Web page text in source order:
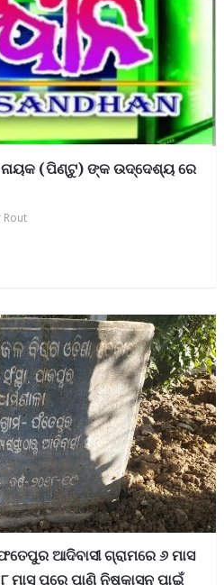
ନାୟକ (ପିଣ୍ଟୁ) ଙ୍କ ଉଦ୍ଦେଶ୍ୟ ରେ
Rout
ଆଦିବାସୀ ଗ୍ରାମରେ ୬ ମାସ
ମାସ ପରେ ପାଣି ନିଷ୍କାସନ ପାଇଁ